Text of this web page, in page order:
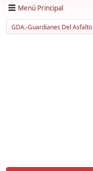
Menú Principal
GDA.-Guardianes Del Asfalto